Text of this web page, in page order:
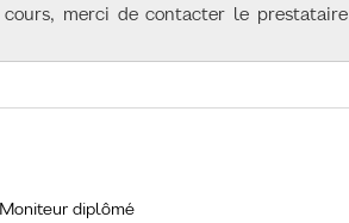
merci de contacter le prestataire
Moniteur diplômé